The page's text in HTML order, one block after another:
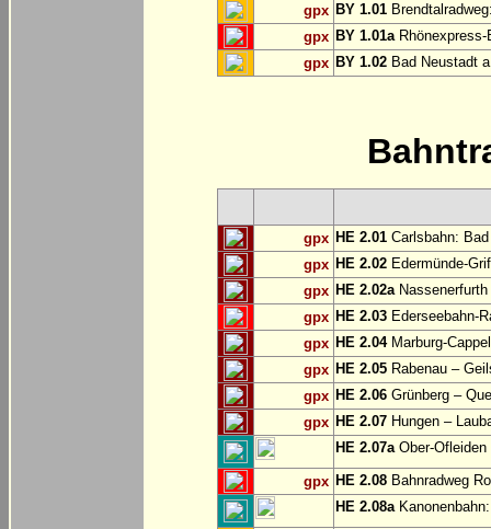
gpx BY 1.01
gpx BY 1.01aRhönexpress-
gpx BY 1.02 Bad Neustadt
gpx HE 2.01 Carlsbahn:
gpx HE 2.02 Edermünde-
gpx HE 2.02aNassenerfurth
gpx HE 2.03 Ederseebahn-
gpx HE 2.04Marburg-
gpx HE 2.05 Rabenau –
gpx HE 2.06 Grünberg –
gpx HE 2.07 Hungen –
HE 2.07aOber-Ofleiden
gpx HE 2.08 Bahnradweg
HE 2.08a